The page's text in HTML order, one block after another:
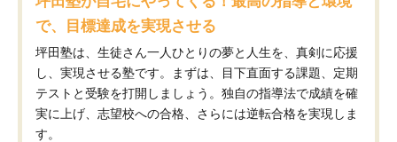
で、目標達成を実現させる
坪田塾は、生徒さん一人ひとりの夢と人生を、真剣に応援
し、実現させる塾です。まずは、目下直面する課題、定期
テストと受験を打開しましょう。独自の指導法で成績を確
実に上げ、志望校への合格、さらには逆転合格を実現しま
す。